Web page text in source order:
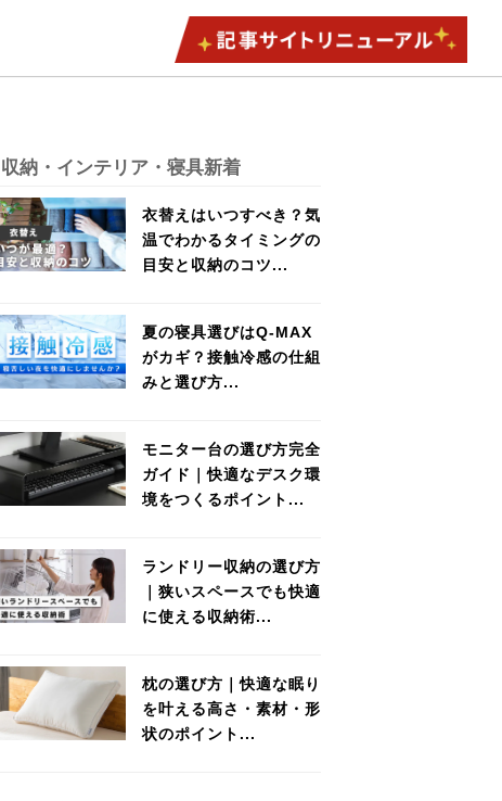
収納・インテリア・寝具新着
衣替えはいつすべき？気
温でわかるタイミングの
目安と収納のコツ...
夏の寝具選びはQ-MAX
がカギ？接触冷感の仕組
みと選び方...
モニター台の選び方完全
ガイド｜快適なデスク環
境をつくるポイント...
ランドリー収納の選び方
｜狭いスペースでも快適
に使える収納術...
枕の選び方｜快適な眠り
を叶える高さ・素材・形
状のポイント...